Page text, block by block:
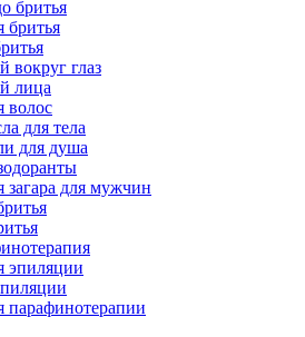
бритья
бритья
вокруг глаз
лица
волос
для тела
для душа
загара для мужчин
эпиляции
парафинотерапии